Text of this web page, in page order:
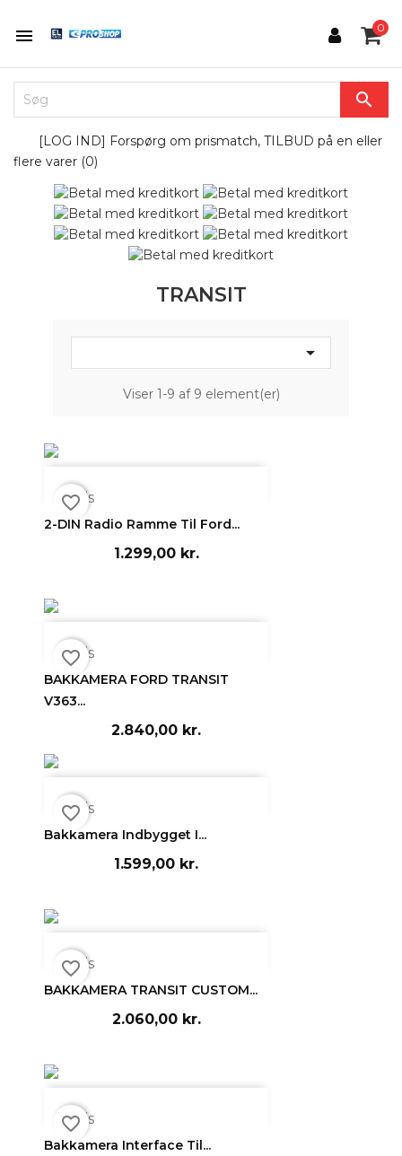
 0

[LOG IND] Forspørg om prismatch, TILBUD på en eller
flere varer (0)
TRANSIT

Viser 1-9 af 9 element(er)
Vis
2-DIN Radio Ramme Til Ford...
1.299,00 kr.
favorite_border
Vis
BAKKAMERA FORD TRANSIT
V363...
2.840,00 kr.
favorite_border
Vis
Bakkamera Indbygget I...
1.599,00 kr.
favorite_border
Vis
BAKKAMERA TRANSIT CUSTOM...
2.060,00 kr.
favorite_border
Vis
Bakkamera Interface Til...
favorite_border